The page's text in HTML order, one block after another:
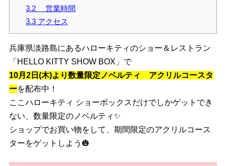
3.2 営業時間
3.3 アクセス
兵庫県淡路島にあるハローキティのショー＆レストラン
「HELLO KITTY SHOW BOX」で
10月2日(木)より数量限定ノベルティ アクリルコースタ
ーを配布中！
ここハローキティ ショーボックスだけでしかゲットでき
ない、数量限定のノベルティ✨
ショップでお買い物をして、期間限定のアクリルコース
ターをゲットしよう🎃